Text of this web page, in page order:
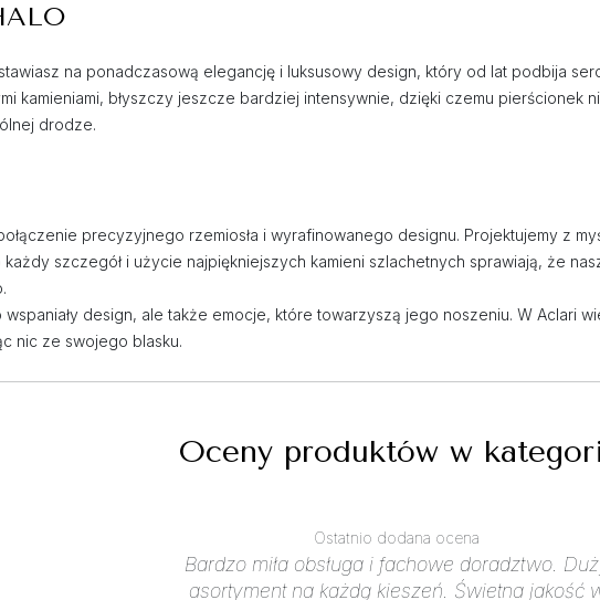
na ponadczasową elegancję i luksusowy design, który od lat podbija
kamieniami, błyszczy jeszcze bardziej intensywnie, dzięki czemu pierścionek
drodze.
precyzyjnego rzemiosła i wyrafinowanego designu. Projektujemy z
szczegół i użycie najpiękniejszych kamieni szlachetnych sprawiają, że
design, ale także emocje, które towarzyszą jego noszeniu. W Aclari
nic ze swojego blasku.
Oceny produktów w
Ostatnio dodana ocena
Bardzo miła obsługa i fachowe doradztwo.
asortyment na każdą kieszeń. Świetna jakość